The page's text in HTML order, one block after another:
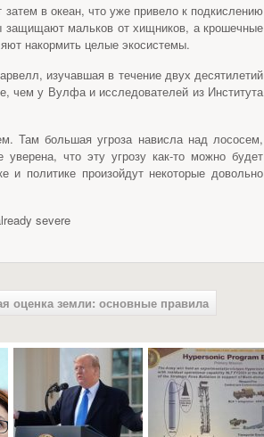
в океан, что уже привело к подкислению
защищают мальков от хищников, а крошечные
накормить целые экосистемы.
изучавшая в течение двух десятилетий
чем у Вулфа и исследователей из Института
Там большая угроза нависла над лососем,
что эту угрозу как-то можно будет
политике произойдут некоторые довольно
severe
оценка земли: основные правила